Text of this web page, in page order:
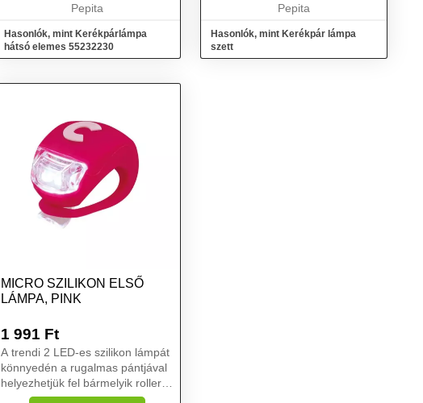
Pepita
Hasonlók, mint Kerékpárlámpa
hátsó elemes 55232230
Pepita
Hasonlók, mint Kerékpár lámpa
szett
MICRO SZILIKON ELSŐ
LÁMPA, PINK
1 991 Ft
A trendi 2 LED-es szilikon lámpát
könnyedén a rugalmas pántjával
helyezhetjük fel bármelyik rollerre
vagy futóbiciklire. Anyaga: